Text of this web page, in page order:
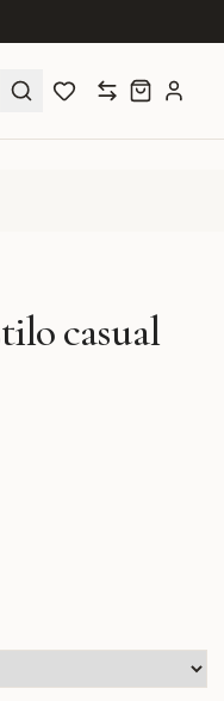
casual